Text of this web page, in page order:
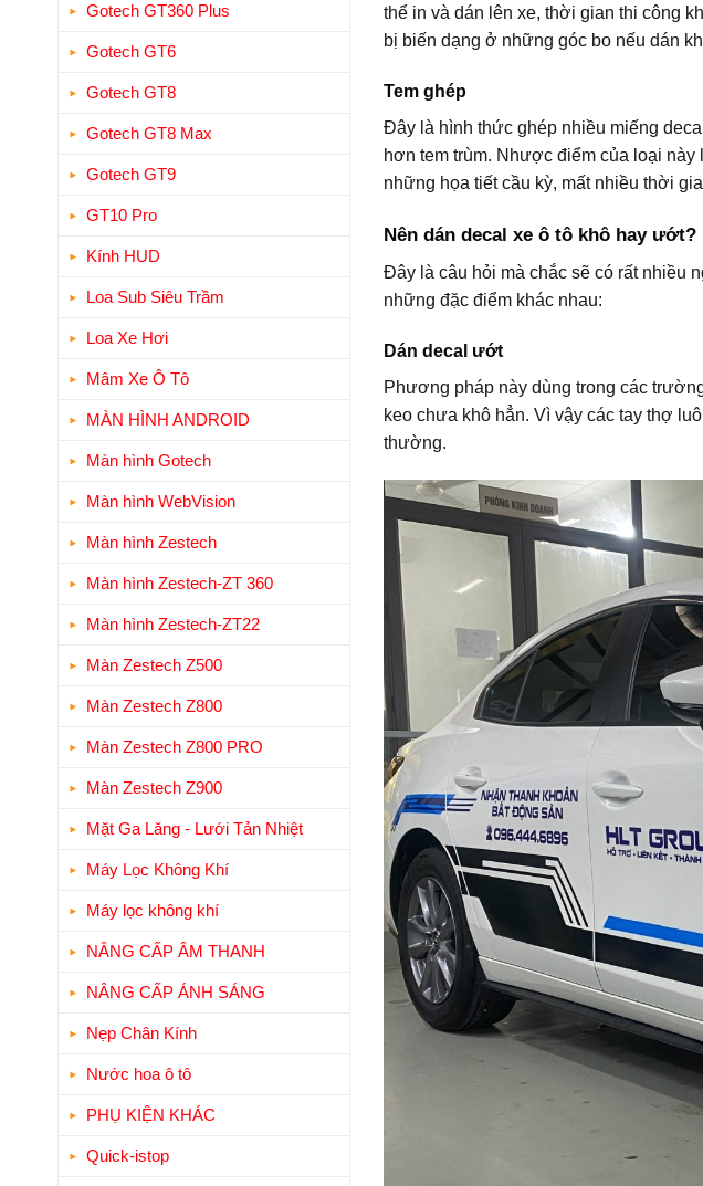
Gotech GT360 Plus
Gotech GT6
Gotech GT8
Gotech GT8 Max
Gotech GT9
GT10 Pro
Kính HUD
Loa Sub Siêu Trầm
Loa Xe Hơi
Mâm Xe Ô Tô
MÀN HÌNH ANDROID
Màn hình Gotech
Màn hình WebVision
Màn hình Zestech
Màn hình Zestech-ZT 360
Màn hình Zestech-ZT22
Màn Zestech Z500
Màn Zestech Z800
Màn Zestech Z800 PRO
Màn Zestech Z900
Mặt Ga Lăng - Lưới Tản Nhiệt
Máy Lọc Không Khí
Máy lọc không khí
NÂNG CẤP ÂM THANH
NÂNG CẤP ÁNH SÁNG
Nẹp Chân Kính
Nước hoa ô tô
PHỤ KIỆN KHÁC
Quick-istop
thể in và dán lên xe, thời gian thi công
bị biến dạng ở những góc bo nếu dán
Tem ghép
Đây là hình thức ghép nhiều miếng
hơn tem trùm. Nhược điểm của loại
những họa tiết cầu kỳ, mất nhiều thời
Nên dán decal xe ô tô khô hay ướt?
Đây là câu hỏi mà chắc sẽ có rất nhiều
những đặc điểm khác nhau:
Dán decal ướt
Phương pháp này dùng trong các
keo chưa khô hẳn. Vì vậy các tay thợ
thường.